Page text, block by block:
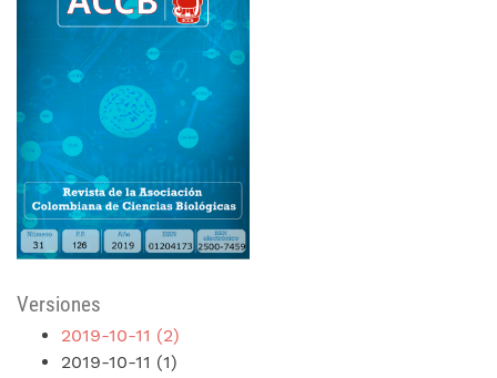
Versiones
2019-10-11 (2)
2019-10-11 (1)